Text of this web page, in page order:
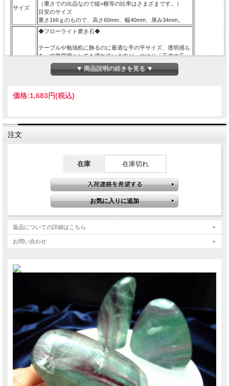
サイズ
（重さでの出品なので縦×横等の比率はさまざまです。）
目安のサイズ
重さ166ｇのもので、高さ60mm、幅40mm、厚み34mm。
商品説明
◆フローライト磨き石◆
テーブルや勉強机に飾るのに最適な手の平サイズ、透明感も
あって鑑賞用としても優れていますが、やはり「天才の石」
勉強机で集中力アップに効果がありそうです♪
産出される量が限られるため、次回入荷は未定です！ 在庫限
★ストーンキーワード★
※重さでの出品なので縦×横の比率はさまざまです。
※まとめての撮影なので選べません、画像の品質のものをラ
ンダムで発送します。
い致します。最後にあなたに幸福が訪れますように（*^_^*）
癒しの雑貨と天然石・パワーストーンのお店
?ＣｏｍＲｏｓｅ?ＴＯＰページへ
▼ 商品説明の続きを見る ▼
価格:1,683円(税込)
注文
在庫 在庫切れ
返品についての詳細はこちら
お問い合わせ